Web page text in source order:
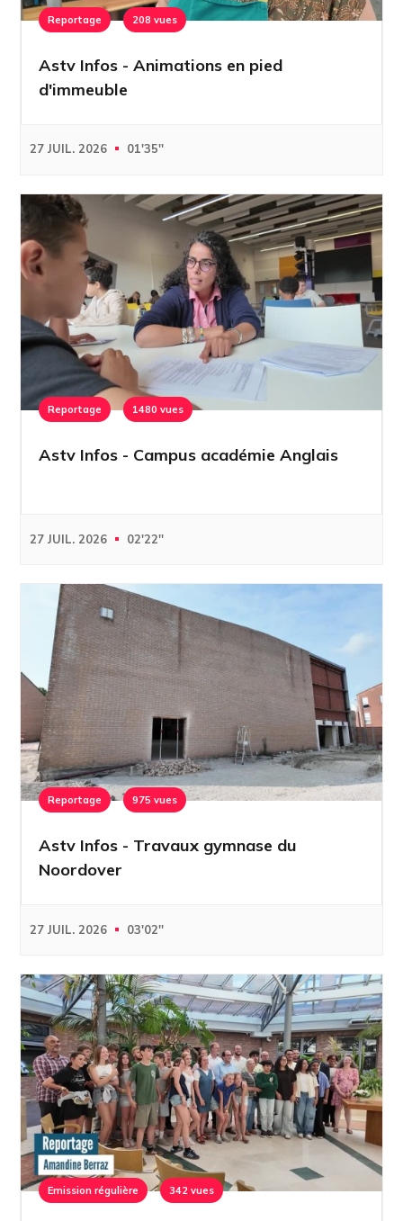
Reportage 208 vues
Astv Infos - Animations en pied
d'immeuble
27 JUIL. 2026 01'35''
Reportage 1480 vues
Astv Infos - Campus académie Anglais
27 JUIL. 2026 02'22''
Reportage 975 vues
Astv Infos - Travaux gymnase du
Noordover
27 JUIL. 2026 03'02''
Emission régulière 342 vues